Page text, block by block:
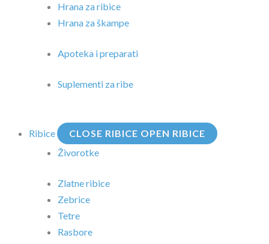
Hrana za ribice
Hrana za škampe
Apoteka i preparati
Suplementi za ribe
Ribice CLOSE RIBICE OPEN RIBICE
Živorotke
Zlatne ribice
Zebrice
Tetre
Rasbore